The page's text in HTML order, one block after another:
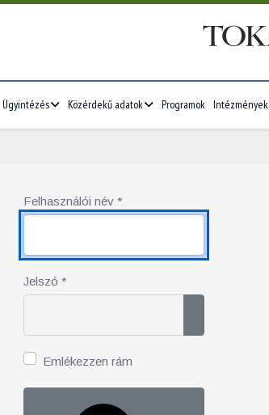
Ügyintézés Közérdekű adatok Programok Intézmények
Felhasználói név *
Jelszó *
Emlékezzen rám